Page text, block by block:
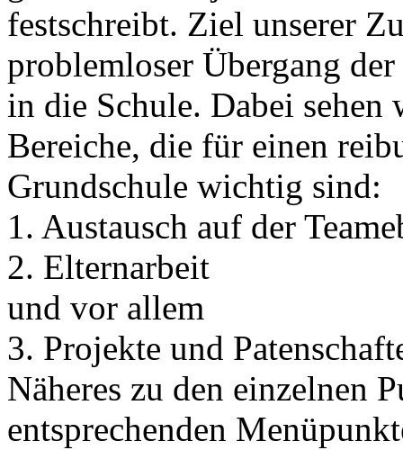
festschreibt. Ziel unserer
problemloser Übergang
in die Schule. Dabei
Bereiche, die für einen
Grundschule wichtig sind:
1. Austausch auf der
2. Elternarbeit
und vor allem
3. Projekte und
Näheres zu den einzelnen
entsprechenden